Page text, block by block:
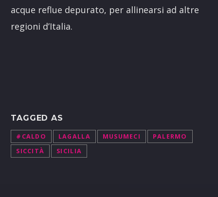
acque reflue depurato, per allinearsi ad altre
regioni d’Italia.
TAGGED AS
#CALDO LAGALLA MUSUMECI
PALERMO
SICCITÀ
SICILIA